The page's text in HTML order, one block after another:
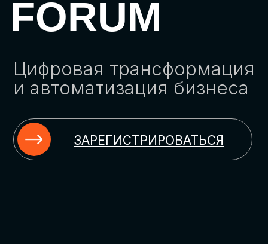
ЗАРЕГИСТРИРОВАТЬСЯ
ИСКУССТВЕННЫЙ ИНТЕЛЛЕКТ
ЦИФРОВИЗАЦИЯ
ИМПОРТОЗАМЕЩЕНИЕ